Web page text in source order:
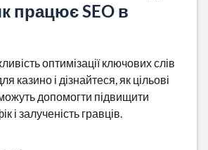
працює SEO в
оптимізації ключових слів
казино і дізнайтеся, як цільові
допомогти підвищити
і залученість гравців.